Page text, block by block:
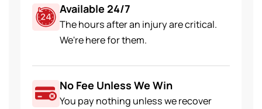
Available 24/7
The hours after an injury are critical.
We're here for them.
No Fee Unless We Win
You pay nothing unless we recover